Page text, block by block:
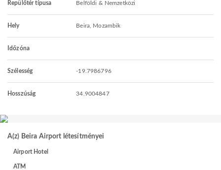
Repülőtér típusa Belföldi & Nemzetközi
Hely Beira, Mozambik
Időzóna
Szélesség -19.7986796
Hosszúság 34.9004847
A(z) Beira Airport létesítményei
Airport Hotel
ATM